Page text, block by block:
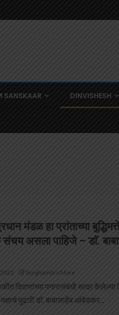
SANSKAAR DINVISHESH
मंडळ हा प्रांताच्या
असला पाहिजे – डाॅ.
Sanghamitra More
दिवाणांच्या पगारासंबंधी सादर केलेल्या
पुढारी डाॅ. बाबासाहेब आंबेडकर...